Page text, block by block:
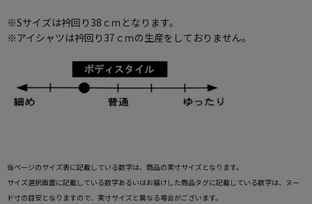
※Sサイズは衿回り38ｃｍとなります。
※アイシャツは衿回り37ｃｍの生産をしておりません。
当ページのサイズ表に記載している数字は、商品の実寸サイズとなります。
サイズ選択画面に記載している数字あるいはお届けした商品タグに記載している数字は、ヌー
ド寸の目安となりますので、実寸サイズと異なる場合がございます。